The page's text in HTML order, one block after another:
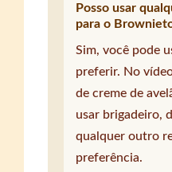
Posso usar
para o
Sim, você pode
preferir. No
de creme de
usar brigadeiro,
qualquer outro
preferência.